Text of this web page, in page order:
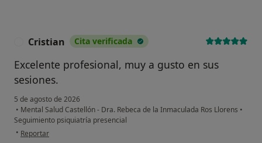
Cristian Cita verificada
Excelente profesional, muy a gusto en sus
sesiones.
5 de agosto de 2026
• Mental Salud Castellón - Dra. Rebeca de la Inmaculada Ros Llorens •
Seguimiento psiquiatría presencial
• en opinión del usuario Cristian
Reportar